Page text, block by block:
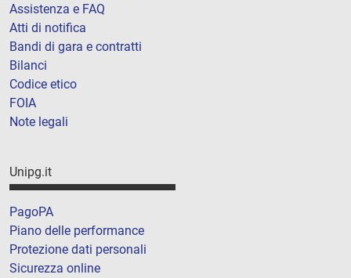
Assistenza e FAQ
Atti di notifica
Bandi di gara e contratti
Bilanci
Codice etico
FOIA
Note legali
Unipg.it
PagoPA
Piano delle performance
Protezione dati personali
Sicurezza online